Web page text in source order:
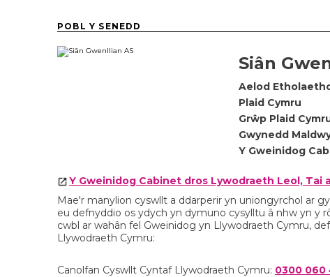
POBL Y SENEDD
Siân
Aelod
Plaid Cymru
Grŵp Plaid
Gwynedd
Y Gweinidog
Y Gweinidog Cabinet dros Lywodraeth Leol, Tai
Mae'r manylion cyswllt a ddarperir yn uniongyrchol ar
eu defnyddio os ydych yn dymuno cysylltu â nhw yn y
cwbl ar wahân fel Gweinidog yn Llywodraeth Cymru,
Llywodraeth Cymru:
Canolfan Cyswllt Cyntaf Llywodraeth Cymru: 0300 060